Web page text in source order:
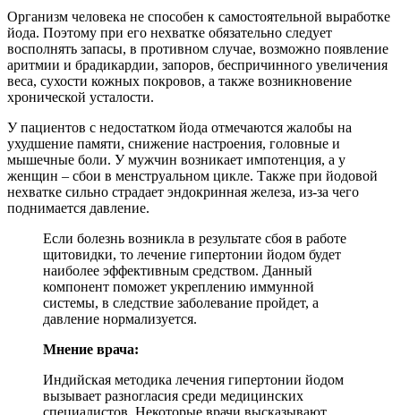
Организм человека не способен к самостоятельной выработке
йода. Поэтому при его нехватке обязательно следует
восполнять запасы, в противном случае, возможно появление
аритмии и брадикардии, запоров, беспричинного увеличения
веса, сухости кожных покровов, а также возникновение
хронической усталости.
У пациентов с недостатком йода отмечаются жалобы на
ухудшение памяти, снижение настроения, головные и
мышечные боли. У мужчин возникает импотенция, а у
женщин – сбои в менструальном цикле. Также при йодовой
нехватке сильно страдает эндокринная железа, из-за чего
поднимается давление.
Если болезнь возникла в результате сбоя в работе
щитовидки, то лечение гипертонии йодом будет
наиболее эффективным средством. Данный
компонент поможет укреплению иммунной
системы, в следствие заболевание пройдет, а
давление нормализуется.
Мнение врача:
Индийская методика лечения гипертонии йодом
вызывает разногласия среди медицинских
специалистов. Некоторые врачи высказывают